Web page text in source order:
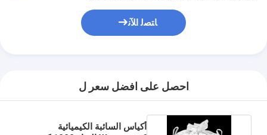
ﺎﺘﺼﻟ ﺍﻶﻧ
احصل على افضل سعر ل
أكياس السائبة الكيميائية